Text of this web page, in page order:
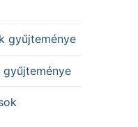
gyűjteménye
gyűjteménye